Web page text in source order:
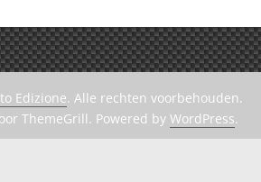
Edizione. Alle rechten voorbehouden.
ThemeGrill. Powered by WordPress.